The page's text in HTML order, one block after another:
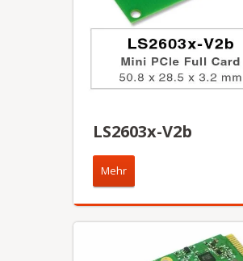
LS2603x-V2b
Mehr